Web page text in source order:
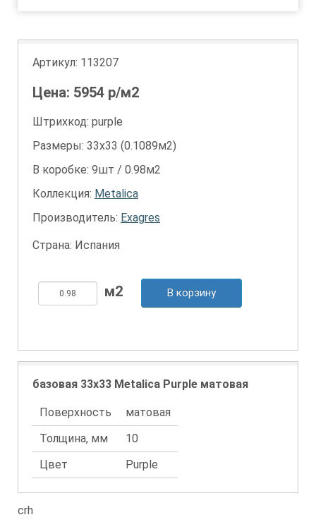
Артикул: 113207
Цена: 5954 р/м2
Штрихкод: purple
Размеры: 33х33 (0.1089м2)
В коробке: 9шт / 0.98м2
Коллекция: Metalica
Производитель: Exagres
Страна: Испания
В корзину
базовая 33x33 Metalica Purple матовая
Поверхность
матовая
Толщина, мм
10
Цвет
Purple
crh